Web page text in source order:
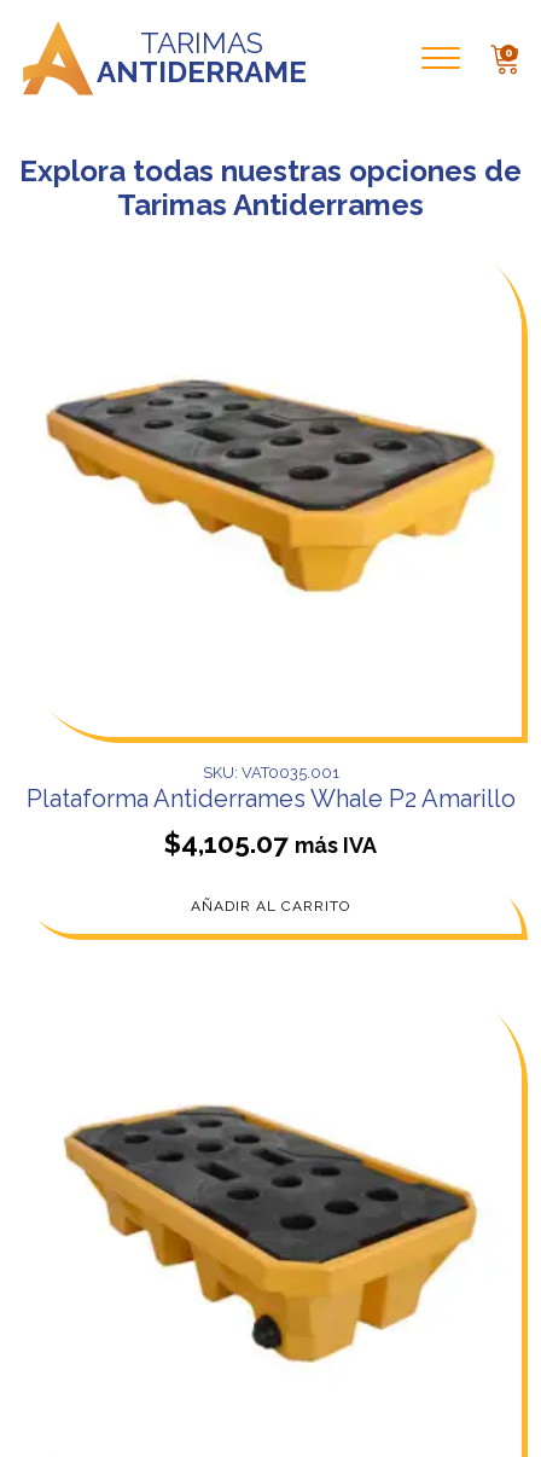
TARIMAS
ANTIDERRAME
0
Explora todas nuestras opciones de
Tarimas Antiderrames
SKU: VAT0035.001
Plataforma Antiderrames Whale P2 Amarillo
$4,105.07 más IVA
AÑADIR AL CARRITO